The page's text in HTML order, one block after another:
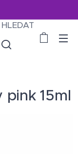
HLEDAT
pink 15ml